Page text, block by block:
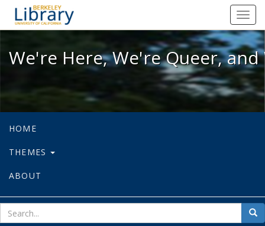
We're Here, We're Queer, and
We're Here, We're Queer,
HOME
THEMES
ABOUT
for